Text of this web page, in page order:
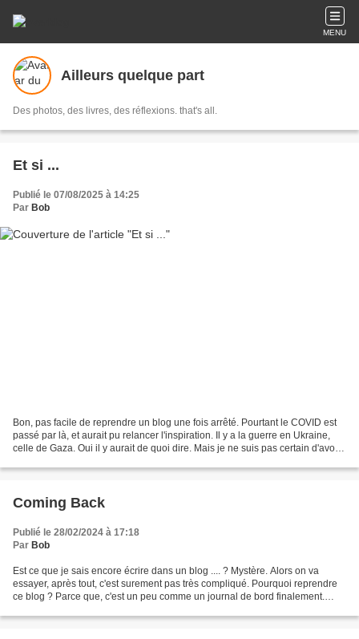
MENU
Ailleurs quelque part
Des photos, des livres, des réflexions. that's all.
Et si ...
Publié le 07/08/2025 à 14:25
Par Bob
Bon, pas facile de reprendre un blog une fois arrêté. Pourtant le COVID est
passé par là, et aurait pu relancer l'inspiration. Il y a la guerre en Ukraine,
celle de Gaza. Oui il y aurait de quoi dire. Mais je ne suis pas certain d'avoir
Coming Back
Publié le 28/02/2024 à 17:18
Par Bob
Est ce que je sais encore écrire dans un blog .... ? Mystère. Alors on va
essayer, après tout, c'est surement pas très compliqué. Pourquoi reprendre
ce blog ? Parce que, c'est un peu comme un journal de bord finalement.